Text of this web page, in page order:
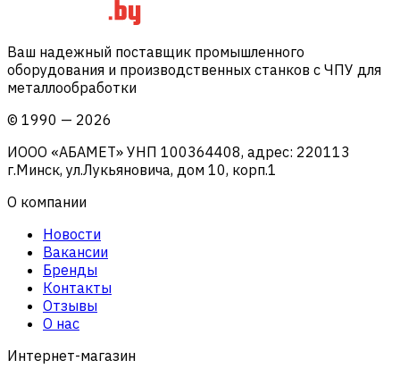
Ваш надежный поставщик промышленного
оборудования и производственных станков с ЧПУ для
металлообработки
© 1990 — 2026
ИООО «АБАМЕТ» УНП 100364408, адрес: 220113
г.Минск, ул.Лукьяновича, дом 10, корп.1
О компании
Новости
Вакансии
Бренды
Контакты
Отзывы
О нас
Интернет-магазин